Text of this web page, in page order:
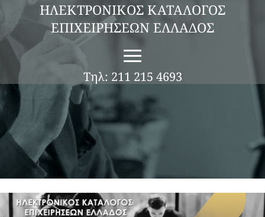
ΗΛΕΚΤΡΟΝΙΚΟΣ ΚΑΤΑΛΟΓΟΣ
ΕΠΙΧΕΙΡΗΣΕΩΝ ΕΛΛΑΔΟΣ
Τηλ: 211 215 4693